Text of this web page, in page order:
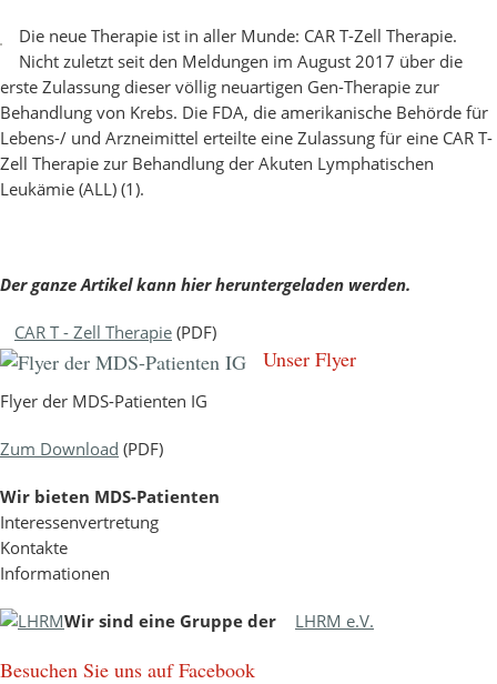
Die neue Therapie ist in aller Munde: CAR T-Zell Therapie.
Nicht zuletzt seit den Meldungen im August 2017 über die
erste Zulassung dieser völlig neuartigen Gen-Therapie zur
Behandlung von Krebs. Die FDA, die amerikanische Behörde für
Lebens-/ und Arzneimittel erteilte eine Zulassung für eine CAR T-
Zell Therapie zur Behandlung der Akuten Lymphatischen
Leukämie (ALL) (1).
Der ganze Artikel kann hier heruntergeladen werden.
CAR T - Zell Therapie (PDF)
Unser Flyer
Flyer der MDS-Patienten IG
Zum Download (PDF)
Wir bieten MDS-Patienten
Interessenvertretung
Kontakte
Informationen
Wir sind eine Gruppe der LHRM e.V.
Besuchen Sie uns auf Facebook